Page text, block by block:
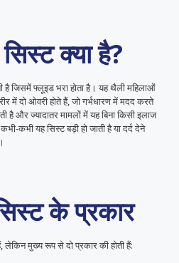
क्या है?
है जिसमें फ्लूइड भरा होता है। यह थैली महिलाओं
में दो ओवरी होते हैं, जो गर्भधारण में मदद करते
है और ज्यादातर मामलों में यह बिना किसी इलाज
कभी यह सिस्ट बड़ी हो जाती है या दर्द देने
के प्रकार
लेकिन मुख्य रूप से दो प्रकार की होती हैं: